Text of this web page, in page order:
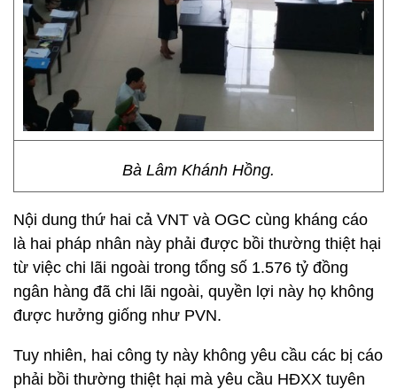
Bà Lâm Khánh Hồng.
Nội dung thứ hai cả VNT và OGC cùng kháng cáo
là hai pháp nhân này phải được bồi thường thiệt hại
từ việc chi lãi ngoài trong tổng số 1.576 tỷ đồng
ngân hàng đã chi lãi ngoài, quyền lợi này họ không
được hưởng giống như PVN.
Tuy nhiên, hai công ty này không yêu cầu các bị cáo
phải bồi thường thiệt hại mà yêu cầu HĐXX tuyên